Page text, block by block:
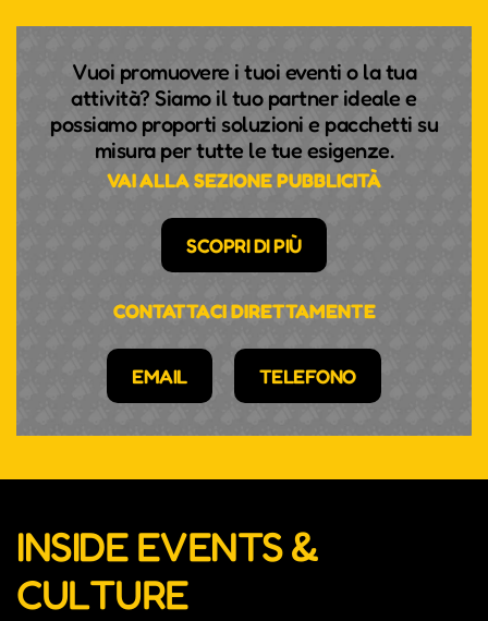
Vuoi promuovere i tuoi eventi o la tua
attività? Siamo il tuo partner ideale e
possiamo proporti soluzioni e pacchetti su
misura per tutte le tue esigenze.
VAI ALLA SEZIONE PUBBLICITÀ
SCOPRI DI PIÙ
CONTATTACI DIRETTAMENTE
EMAIL TELEFONO
INSIDE EVENTS &
CULTURE